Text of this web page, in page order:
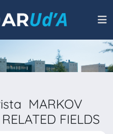
MARKOV
FIELDS